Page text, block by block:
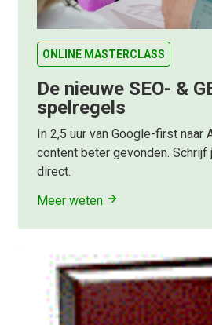
ONLINE MASTERCLASS
De nieuwe SEO- &
spelregels
In 2,5 uur van Google-first
content beter gevonden. Schrijf
direct.
Meer weten